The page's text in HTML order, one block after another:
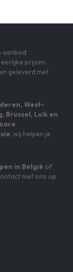
aanbod
prijzen.
geleverd met
West-
Brussel, Luik en
, wij helpen je
in België of
met ons op